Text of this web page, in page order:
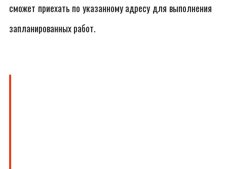
сможет приехать по указанному адресу для выполнения
запланированных работ.